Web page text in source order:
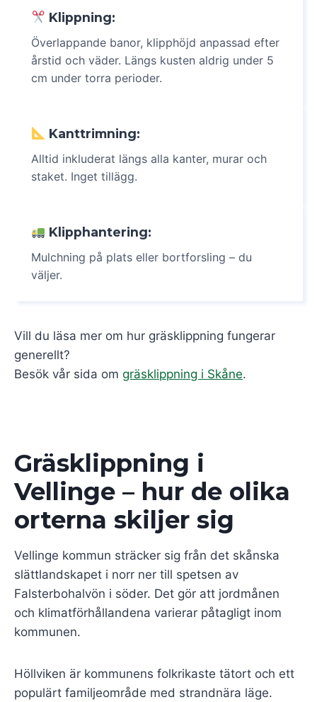
Klippning:
Överlappande banor, klipphöjd anpassad efter
årstid och väder. Längs kusten aldrig under 5
cm under torra perioder.
Kanttrimning:
Alltid inkluderat längs alla kanter, murar och
staket. Inget tillägg.
Klipphantering:
Mulchning på plats eller bortforsling – du
väljer.
Vill du läsa mer om hur gräsklippning fungerar
generellt?
Besök vår sida om gräsklippning i Skåne.
Gräsklippning i
Vellinge – hur de olika
orterna skiljer sig
Vellinge kommun sträcker sig från det skånska
slättlandskapet i norr ner till spetsen av
Falsterbohalvön i söder. Det gör att jordmånen
och klimatförhållandena varierar påtagligt inom
kommunen.
Höllviken är kommunens folkrikaste tätort och ett
populärt familjeområde med strandnära läge.